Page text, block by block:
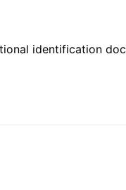
identification